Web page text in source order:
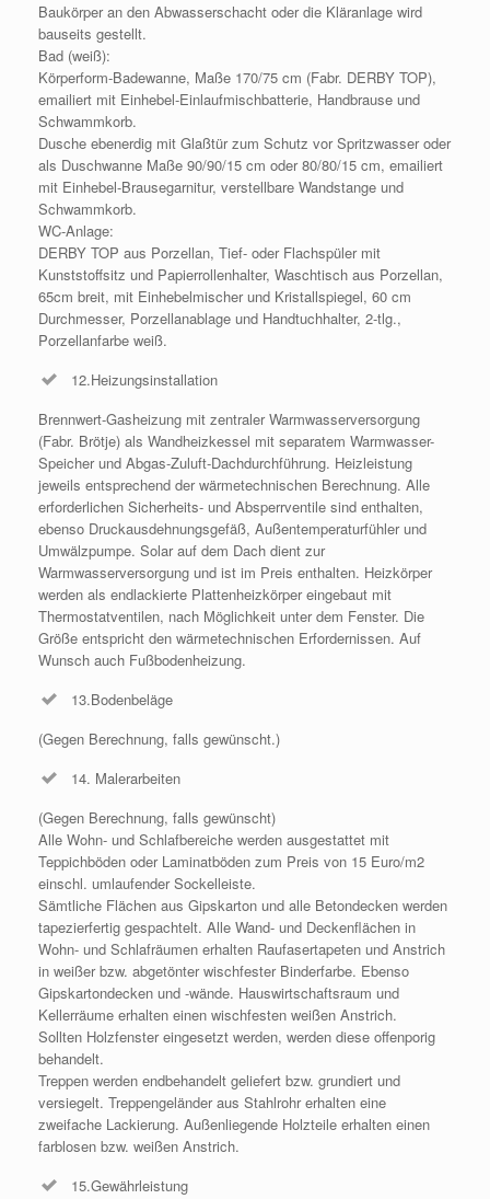
Baukörper an den Abwasserschacht oder die Kläranlage wird
bauseits gestellt.
Bad (weiß):
Körperform-Badewanne, Maße 170/75 cm (Fabr. DERBY TOP),
emailiert mit Einhebel-Einlaufmischbatterie, Handbrause und
Schwammkorb.
Dusche ebenerdig mit Glaßtür zum Schutz vor Spritzwasser oder
als Duschwanne Maße 90/90/15 cm oder 80/80/15 cm, emailiert
mit Einhebel-Brausegarnitur, verstellbare Wandstange und
Schwammkorb.
WC-Anlage:
DERBY TOP aus Porzellan, Tief- oder Flachspüler mit
Kunststoffsitz und Papierrollenhalter, Waschtisch aus Porzellan,
65cm breit, mit Einhebelmischer und Kristallspiegel, 60 cm
Durchmesser, Porzellanablage und Handtuchhalter, 2-tlg.,
Porzellanfarbe weiß.
12.Heizungsinstallation
Brennwert-Gasheizung mit zentraler Warmwasserversorgung
(Fabr. Brötje) als Wandheizkessel mit separatem Warmwasser-
Speicher und Abgas-Zuluft-Dachdurchführung. Heizleistung
jeweils entsprechend der wärmetechnischen Berechnung. Alle
erforderlichen Sicherheits- und Absperrventile sind enthalten,
ebenso Druckausdehnungsgefäß, Außentemperaturfühler und
Umwälzpumpe. Solar auf dem Dach dient zur
Warmwasserversorgung und ist im Preis enthalten. Heizkörper
werden als endlackierte Plattenheizkörper eingebaut mit
Thermostatventilen, nach Möglichkeit unter dem Fenster. Die
Größe entspricht den wärmetechnischen Erfordernissen. Auf
Wunsch auch Fußbodenheizung.
13.Bodenbeläge
(Gegen Berechnung, falls gewünscht.)
14. Malerarbeiten
(Gegen Berechnung, falls gewünscht)
Alle Wohn- und Schlafbereiche werden ausgestattet mit
Teppichböden oder Laminatböden zum Preis von 15 Euro/m2
einschl. umlaufender Sockelleiste.
Sämtliche Flächen aus Gipskarton und alle Betondecken werden
tapezierfertig gespachtelt. Alle Wand- und Deckenflächen in
Wohn- und Schlafräumen erhalten Raufasertapeten und Anstrich
in weißer bzw. abgetönter wischfester Binderfarbe. Ebenso
Gipskartondecken und -wände. Hauswirtschaftsraum und
Kellerräume erhalten einen wischfesten weißen Anstrich.
Sollten Holzfenster eingesetzt werden, werden diese offenporig
behandelt.
Treppen werden endbehandelt geliefert bzw. grundiert und
versiegelt. Treppengeländer aus Stahlrohr erhalten eine
zweifache Lackierung. Außenliegende Holzteile erhalten einen
farblosen bzw. weißen Anstrich.
15.Gewährleistung